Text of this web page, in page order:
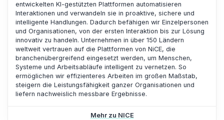
entwickelten KI-gestützten Plattformen automatisieren
Interaktionen und verwandeln sie in proaktive, sichere und
intelligente Handlungen. Dadurch befähigen wir Einzelpersonen
und Organisationen, von der ersten Interaktion bis zur Lösung
innovativ zu handeln. Unternehmen in über 150 Ländern
weltweit vertrauen auf die Plattformen von NiCE, die
branchenübergreifend eingesetzt werden, um Menschen,
Systeme und Arbeitsabläufe intelligent zu vernetzen. So
ermöglichen wir effizienteres Arbeiten im großen Maßstab,
steigern die Leistungsfähigkeit ganzer Organisationen und
liefern nachweislich messbare Ergebnisse.
Mehr zu NICE